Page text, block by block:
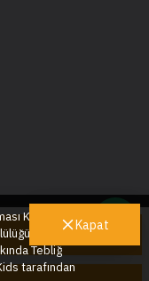
Kapat
Kanunu’nun
Yerine
Tebliğ
tarafından